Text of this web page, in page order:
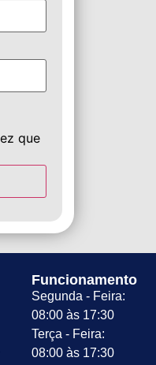
que
Funcionamento
Segunda - Feira:
08:00 às 17:30
Terça - Feira:
08:00 às 17:30